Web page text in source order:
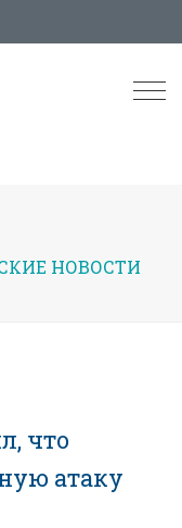
НОВОСТИ
что
атаку